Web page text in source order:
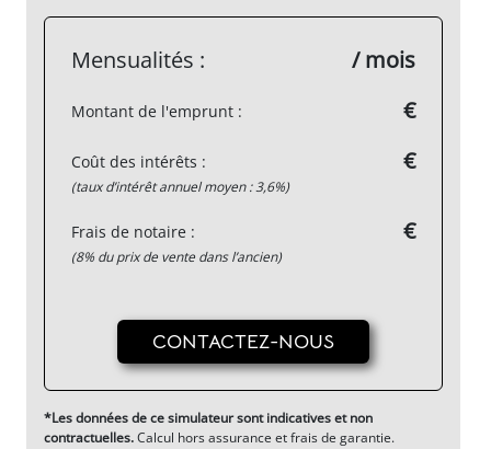
Mensualités : / mois
Montant de l'emprunt : €
Coût des intérêts : €
(taux d’intérêt annuel moyen : 3,6%)
Frais de notaire : €
(8% du prix de vente dans l’ancien)
CONTACTEZ-NOUS
*Les données de ce simulateur sont indicatives et non
contractuelles.Calcul hors assurance et frais de garantie.